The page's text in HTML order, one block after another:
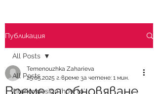
Публикация
All Posts
Interior design 'how to'
All Posts
Време за обновяване
Temenouzhka Zaharieva
25.05.2025 г. време за четене: 1 мин.